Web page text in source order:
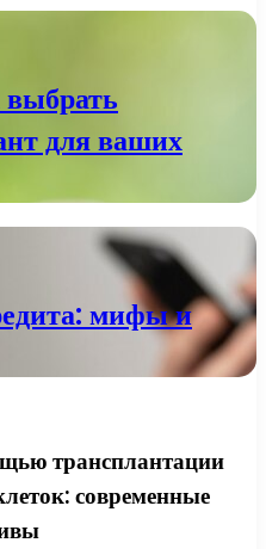
для ваших
мифы и
трансплантации
современные